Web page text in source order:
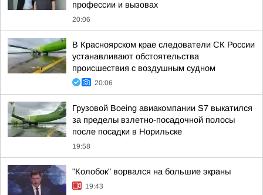
профессии и вызовах
20:06
В Красноярском крае следователи СК России
устанавливают обстоятельства
происшествия с воздушным судном
20:06
Грузовой Boeing авиакомпании S7 выкатился
за пределы взлетно-посадочной полосы
после посадки в Норильске
19:58
"Колобок" ворвался на большие экраны
19:43